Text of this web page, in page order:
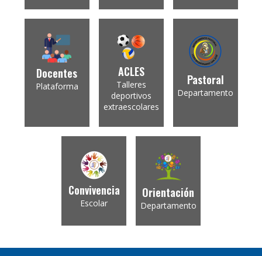
Docentes
Plataforma
ACLES
Talleres
deportivos
extraescolares
Pastoral
Departamento
Convivencia
Escolar
Orientación
Departamento